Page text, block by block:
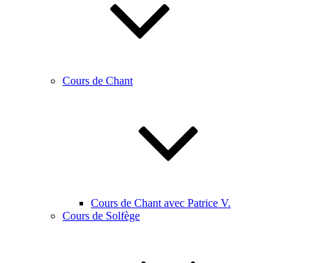
Cours de Chant
Cours de Chant avec Patrice V.
Cours de Solfège